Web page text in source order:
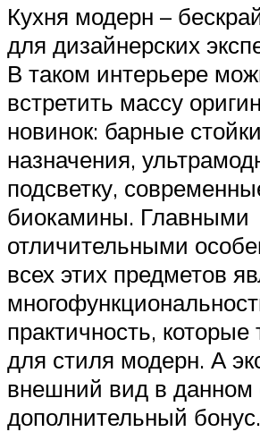
Кухня модерн –
для дизайнерских
В таком интерьере
встретить массу
новинок: барные
назначения,
подсветку,
биокамины. Главными
отличительными
всех этих предметов
практичность,
для стиля модерн. А
внешний вид в данном
дополнительный бонус.